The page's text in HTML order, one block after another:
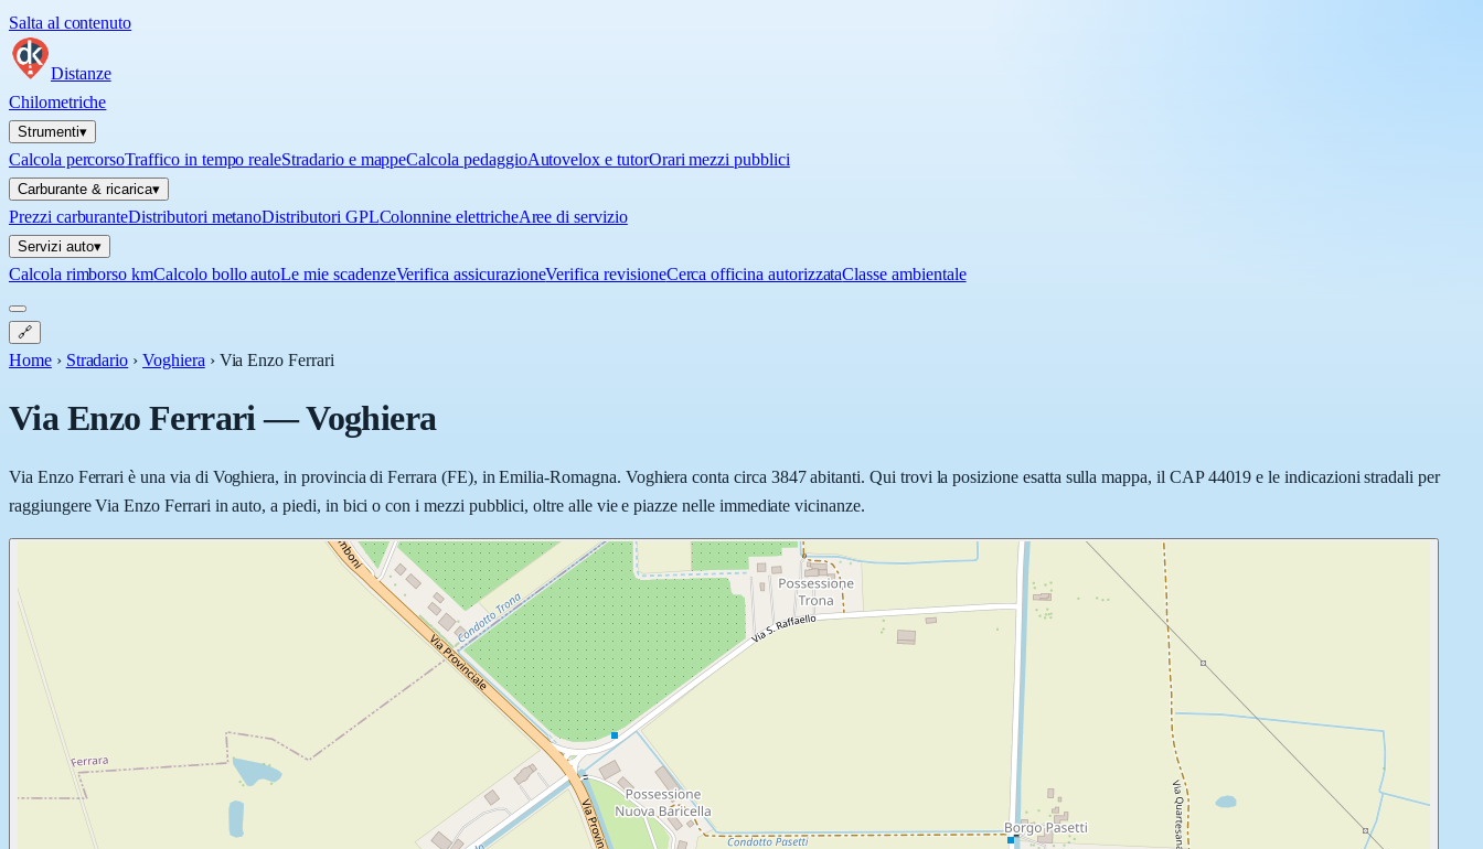
Salta al contenuto
Distanze
Chilometriche
Strumenti▾
Calcola percorsoTraffico in tempo realeStradario e mappeCalcola pedaggioAutovelox e tutorOrari mezzi pubblici
Carburante & ricarica▾
Prezzi carburanteDistributori metanoDistributori GPLColonnine elettricheAree di servizio
Servizi auto▾
Calcola rimborso kmCalcolo bollo autoLe mie scadenzeVerifica assicurazioneVerifica revisioneCerca officina autorizzataClasse ambientale
🔗
Home › Stradario › Voghiera › Via Enzo Ferrari
Via Enzo Ferrari—Voghiera
Via Enzo Ferrari è una via di Voghiera, in provincia di Ferrara (FE), in Emilia-Romagna. Voghiera conta circa 3847 abitanti. Qui trovi la posizione esatta sulla mappa, il CAP 44019 e le indicazioni stradali per
raggiungere Via Enzo Ferrari in auto, a piedi, in bici o con i mezzi pubblici, oltre alle vie e piazze nelle immediate vicinanze.